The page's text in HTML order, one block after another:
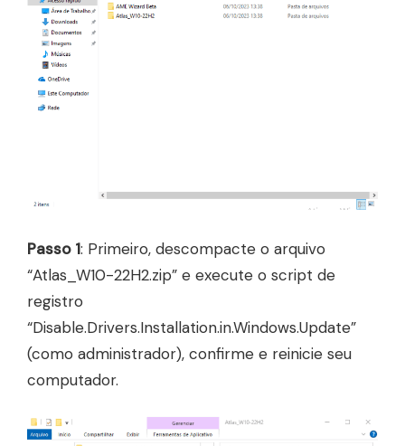
Passo 1: Primeiro, descompacte o arquivo
“Atlas_W10-22H2.zip” e execute o script de
registro
“Disable.Drivers.Installation.in.Windows.Update”
(como administrador), confirme e reinicie seu
computador.